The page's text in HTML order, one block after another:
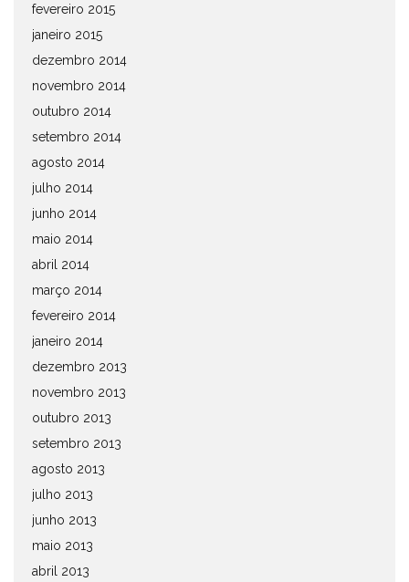
fevereiro 2015
janeiro 2015
dezembro 2014
novembro 2014
outubro 2014
setembro 2014
agosto 2014
julho 2014
junho 2014
maio 2014
abril 2014
março 2014
fevereiro 2014
janeiro 2014
dezembro 2013
novembro 2013
outubro 2013
setembro 2013
agosto 2013
julho 2013
junho 2013
maio 2013
abril 2013